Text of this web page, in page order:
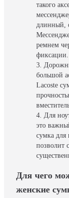
такого
длинный,
ремнем
фиксации.
большой
Lacoste
Для
это
сумка для
позволит
Для чего
женские